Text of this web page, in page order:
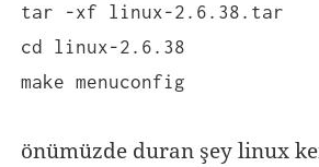
tar -xf linux-2.6.38.tar
cd linux-2.6.38
make menuconfig
önümüzde duran şey linux